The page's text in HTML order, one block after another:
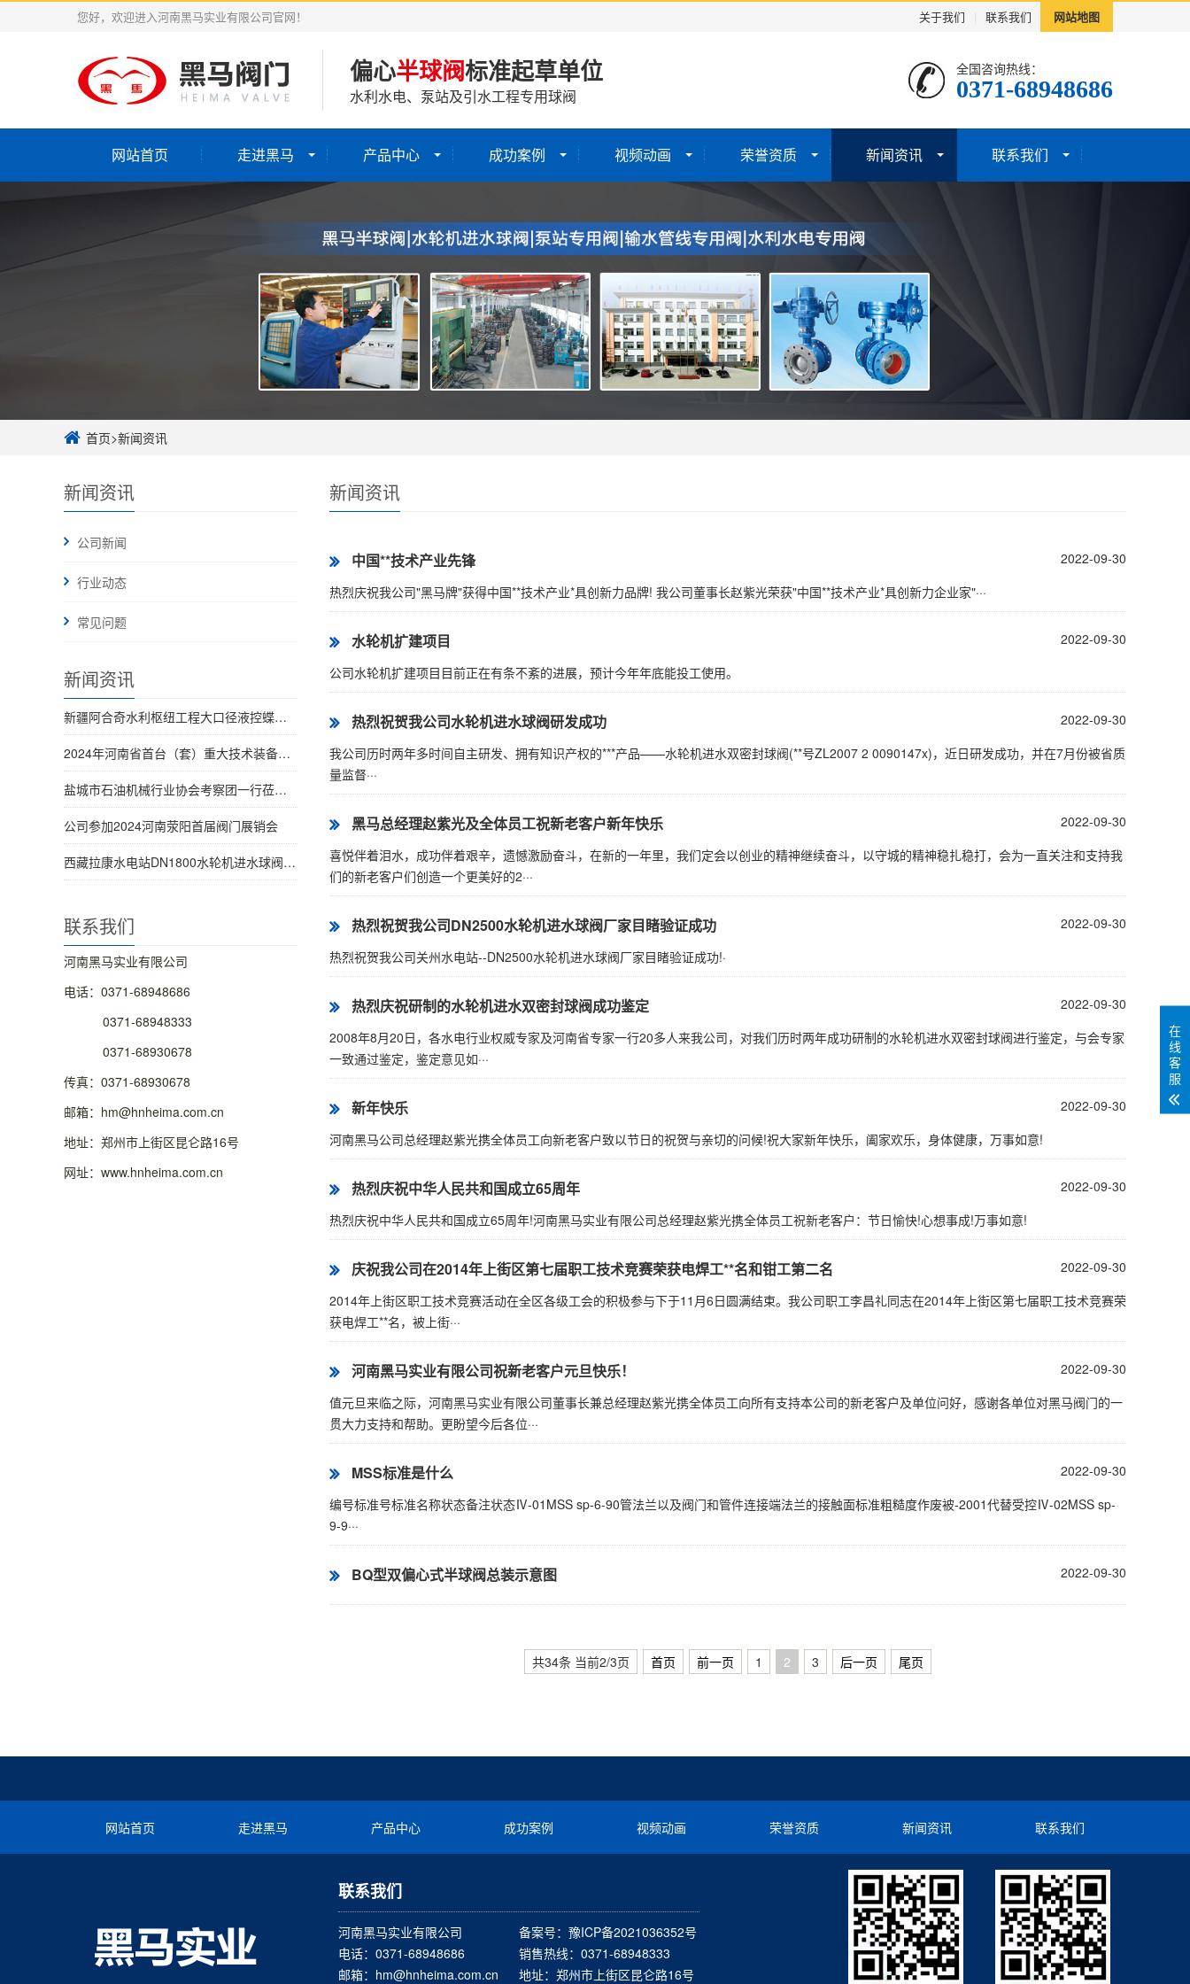
关于我们 联系我们 网站地图
您好，欢迎进入河南黑马实业有限公司官网！
偏心半球阀标准起草单位
水利水电、泵站及引水工程专用球阀
全国咨询热线：
0371-68948686
网站首页 走进黑马 产品中心 成功案例 视频动画 荣誉资质 新闻资讯 联系我们
首页>新闻资讯
新闻资讯
公司新闻
行业动态
常见问题
新闻资讯
新疆阿合奇水利枢纽工程大口径液控蝶阀全部完成交付
2024年河南省首台（套）重大技术装备名单发布 河南黑马实业有限公司榜上有名
盐城市石油机械行业协会考察团一行莅临考察
公司参加2024河南荥阳首届阀门展销会
西藏拉康水电站DN1800水轮机进水球阀1号机圆满发货
联系我们
河南黑马实业有限公司
电话：0371-68948686
0371-68948333
0371-68930678
传真：0371-68930678
邮箱：hm@hnheima.com.cn
地址：郑州市上街区昆仑路16号
网址：www.hnheima.com.cn
新闻资讯
2022-09-30
中国**技术产业先锋
热烈庆祝我公司"黑马牌"获得中国**技术产业*具创新力品牌! 我公司董事长赵紫光荣获"中国**技术产业*具创新力企业家"···
2022-09-30
水轮机扩建项目
公司水轮机扩建项目目前正在有条不紊的进展，预计今年年底能投工使用。
2022-09-30
热烈祝贺我公司水轮机进水球阀研发成功
我公司历时两年多时间自主研发、拥有知识产权的***产品——水轮机进水双密封球阀(**号ZL2007 2 0090147x)，近日研发成功，并在7月份被省质
量监督···
2022-09-30
黑马总经理赵紫光及全体员工祝新老客户新年快乐
喜悦伴着泪水，成功伴着艰辛，遗憾激励奋斗，在新的一年里，我们定会以创业的精神继续奋斗，以守城的精神稳扎稳打，会为一直关注和支持我
们的新老客户们创造一个更美好的2···
2022-09-30
热烈祝贺我公司DN2500水轮机进水球阀厂家目睹验证成功
热烈祝贺我公司关州水电站--DN2500水轮机进水球阀厂家目睹验证成功!·
2022-09-30
热烈庆祝研制的水轮机进水双密封球阀成功鉴定
2008年8月20日，各水电行业权威专家及河南省专家一行20多人来我公司，对我们历时两年成功研制的水轮机进水双密封球阀进行鉴定，与会专家
一致通过鉴定，鉴定意见如···
2022-09-30
新年快乐
河南黑马公司总经理赵紫光携全体员工向新老客户致以节日的祝贺与亲切的问候!祝大家新年快乐，阖家欢乐，身体健康，万事如意!
2022-09-30
热烈庆祝中华人民共和国成立65周年
热烈庆祝中华人民共和国成立65周年!河南黑马实业有限公司总经理赵紫光携全体员工祝新老客户：节日愉快!心想事成!万事如意!
2022-09-30
庆祝我公司在2014年上街区第七届职工技术竞赛荣获电焊工**名和钳工第二名
2014年上街区职工技术竞赛活动在全区各级工会的积极参与下于11月6日圆满结束。我公司职工李昌礼同志在2014年上街区第七届职工技术竞赛荣
获电焊工**名，被上街···
2022-09-30
河南黑马实业有限公司祝新老客户元旦快乐！
值元旦来临之际，河南黑马实业有限公司董事长兼总经理赵紫光携全体员工向所有支持本公司的新老客户及单位问好，感谢各单位对黑马阀门的一
贯大力支持和帮助。更盼望今后各位···
2022-09-30
MSS标准是什么
编号标准号标准名称状态备注状态Ⅳ-01MSS sp-6-90管法兰以及阀门和管件连接端法兰的接触面标准粗糙度作废被-2001代替受控Ⅳ-02MSS sp-
9-9···
2022-09-30
BQ型双偏心式半球阀总装示意图
共34条 当前2/3页 首页 前一页 1 2 3 后一页 尾页
网站首页 走进黑马 产品中心 成功案例 视频动画 荣誉资质 新闻资讯 联系我们
联系我们
河南黑马实业有限公司 备案号： 豫ICP备2021036352号
电话：0371-68948686
销售热线：0371-68948333
邮箱：hm@hnheima.com.cn
地址：郑州市上街区昆仑路16号
在
线
客
服